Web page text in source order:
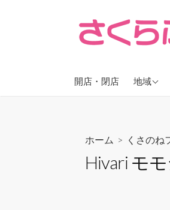
開店・閉店 地域
JR佐倉
ユーカ
志津
ホーム > くさのね
Hivari モ